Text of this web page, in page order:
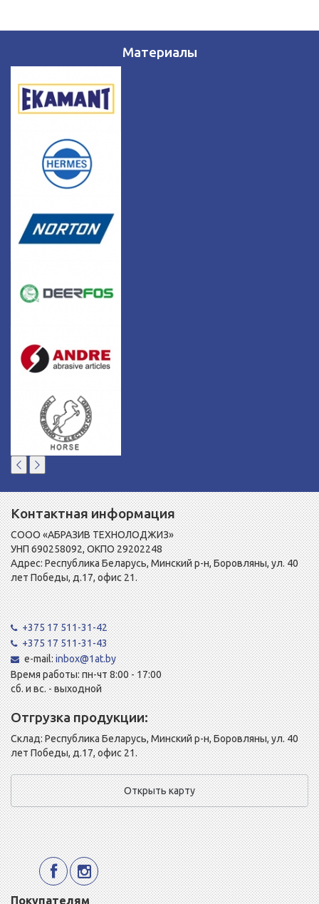
Материалы
Контактная информация
СООО «АБРАЗИВ ТЕХНОЛОДЖИЗ»
УНП 690258092, ОКПО 29202248
Адрес: Республика Беларусь, Минский р-н, Боровляны, ул. 40
лет Победы, д.17, офис 21.
+375 17 511-31-42
+375 17 511-31-43
e-mail:inbox@1at.by
Время работы: пн-чт 8:00 - 17:00
сб. и вс. - выходной
Отгрузка продукции:
Склад: Республика Беларусь, Минский р-н, Боровляны, ул. 40
лет Победы, д.17, офис 21.
Открыть карту
Покупателям